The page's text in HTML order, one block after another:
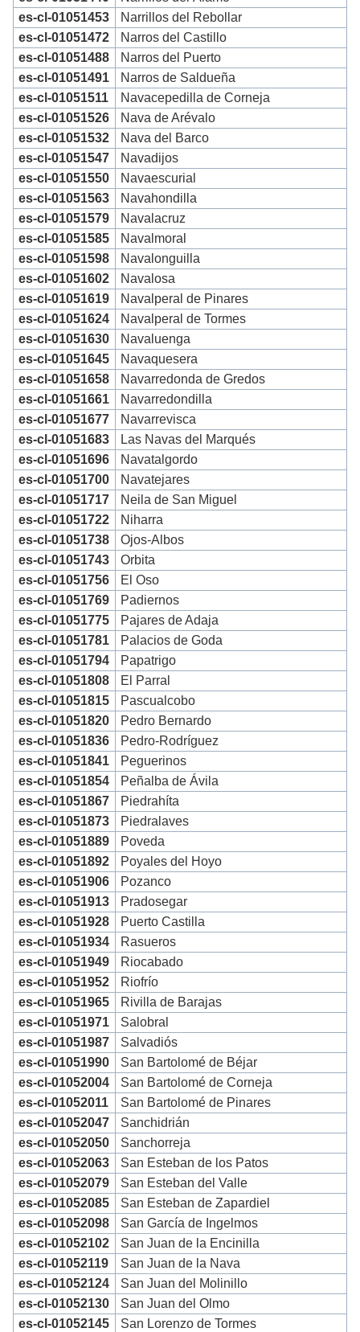
es-cl-01051453
Narrillos del Rebollar
es-cl-01051472
Narros del Castillo
es-cl-01051488
Narros del Puerto
es-cl-01051491
Narros de Saldueña
es-cl-01051511
Navacepedilla de Corneja
es-cl-01051526
Nava de Arévalo
es-cl-01051532
Nava del Barco
es-cl-01051547
Navadijos
es-cl-01051550
Navaescurial
es-cl-01051563
Navahondilla
es-cl-01051579
Navalacruz
es-cl-01051585
Navalmoral
es-cl-01051598
Navalonguilla
es-cl-01051602
Navalosa
es-cl-01051619
Navalperal de Pinares
es-cl-01051624
Navalperal de Tormes
es-cl-01051630
Navaluenga
es-cl-01051645
Navaquesera
es-cl-01051658
Navarredonda de Gredos
es-cl-01051661
Navarredondilla
es-cl-01051677
Navarrevisca
es-cl-01051683
Las Navas del Marqués
es-cl-01051696
Navatalgordo
es-cl-01051700
Navatejares
es-cl-01051717
Neila de San Miguel
es-cl-01051722
Niharra
es-cl-01051738
Ojos-Albos
es-cl-01051743
Orbita
es-cl-01051756
El Oso
es-cl-01051769
Padiernos
es-cl-01051775
Pajares de Adaja
es-cl-01051781
Palacios de Goda
es-cl-01051794
Papatrigo
es-cl-01051808
El Parral
es-cl-01051815
Pascualcobo
es-cl-01051820
Pedro Bernardo
es-cl-01051836
Pedro-Rodríguez
es-cl-01051841
Peguerinos
es-cl-01051854
Peñalba de Ávila
es-cl-01051867
Piedrahíta
es-cl-01051873
Piedralaves
es-cl-01051889
Poveda
es-cl-01051892
Poyales del Hoyo
es-cl-01051906
Pozanco
es-cl-01051913
Pradosegar
es-cl-01051928
Puerto Castilla
es-cl-01051934
Rasueros
es-cl-01051949
Riocabado
es-cl-01051952
Riofrío
es-cl-01051965
Rivilla de Barajas
es-cl-01051971
Salobral
es-cl-01051987
Salvadiós
es-cl-01051990
San Bartolomé de Béjar
es-cl-01052004
San Bartolomé de Corneja
es-cl-01052011
San Bartolomé de Pinares
es-cl-01052047
Sanchidrián
es-cl-01052050
Sanchorreja
es-cl-01052063
San Esteban de los Patos
es-cl-01052079
San Esteban del Valle
es-cl-01052085
San Esteban de Zapardiel
es-cl-01052098
San García de Ingelmos
es-cl-01052102
San Juan de la Encinilla
es-cl-01052119
San Juan de la Nava
es-cl-01052124
San Juan del Molinillo
es-cl-01052130
San Juan del Olmo
es-cl-01052145
San Lorenzo de Tormes